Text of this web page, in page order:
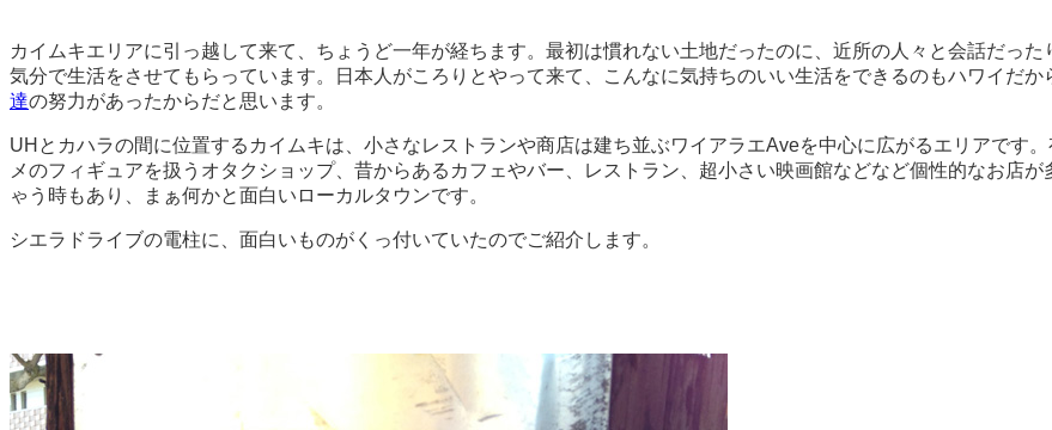
カイムキエリアに引っ越して来て、ちょうど一年が経ちます。最初は慣れない土地だったのに、近所の人々と会話だっ
気分で生活をさせてもらっています。日本人がころりとやって来て、こんなに気持ちのいい生活をできるのもハワイだか
達の努力があったからだと思います。
UHとカハラの間に位置するカイムキは、小さなレストランや商店は建ち並ぶワイアラエAveを中心に広がるエリアです
メのフィギュアを扱うオタクショップ、昔からあるカフェやバー、レストラン、超小さい映画館などなど個性的なお店
ゃう時もあり、まぁ何かと面白いローカルタウンです。
シエラドライブの電柱に、面白いものがくっ付いていたのでご紹介します。